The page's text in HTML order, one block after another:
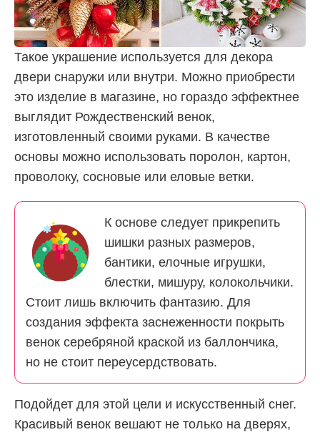
Такое украшение используется для декора
двери снаружи или внутри. Можно приобрести
это изделие в магазине, но гораздо эффектнее
выглядит Рождественский венок,
изготовленный своими руками. В качестве
основы можно использовать поролон, картон,
проволоку, сосновые или еловые ветки.
К основе следует прикрепить
шишки разных размеров,
бантики, елочные игрушки,
блестки, мишуру, колокольчики.
Стоит лишь включить фантазию. Для
создания эффекта заснеженности покрыть
венок серебряной краской из баллончика,
но не стоит переусердствовать.
Подойдет для этой цели и искусственный снег.
Красивый венок вешают не только на дверях,